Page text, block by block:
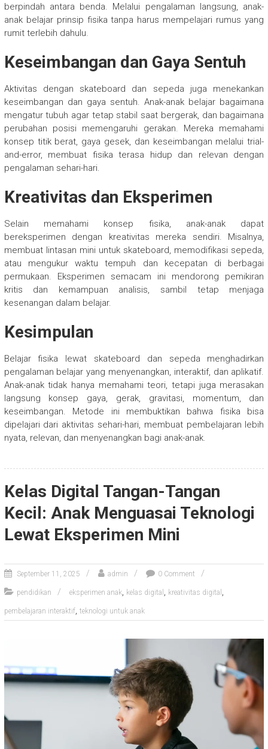
berpindah antara benda. Melalui pengalaman langsung, anak-
anak belajar prinsip fisika tanpa harus mempelajari rumus yang
rumit terlebih dahulu.
Keseimbangan dan Gaya Sentuh
Aktivitas dengan skateboard dan sepeda juga menekankan
keseimbangan dan gaya sentuh. Anak-anak belajar bagaimana
mengatur tubuh agar tetap stabil saat bergerak, dan bagaimana
perubahan posisi memengaruhi gerakan. Mereka memahami
konsep titik berat, gaya gesek, dan keseimbangan melalui trial-
and-error, membuat fisika terasa hidup dan relevan dengan
pengalaman sehari-hari.
Kreativitas dan Eksperimen
Selain memahami konsep fisika, anak-anak dapat
bereksperimen dengan kreativitas mereka sendiri. Misalnya,
membuat lintasan mini untuk skateboard, memodifikasi sepeda,
atau mengukur waktu tempuh dan kecepatan di berbagai
permukaan. Eksperimen semacam ini mendorong pemikiran
kritis dan kemampuan analisis, sambil tetap menjaga
kesenangan dalam belajar.
Kesimpulan
Belajar fisika lewat skateboard dan sepeda menghadirkan
pengalaman belajar yang menyenangkan, interaktif, dan aplikatif.
Anak-anak tidak hanya memahami teori, tetapi juga merasakan
langsung konsep gaya, gerak, gravitasi, momentum, dan
keseimbangan. Metode ini membuktikan bahwa fisika bisa
dipelajari dari aktivitas sehari-hari, membuat pembelajaran lebih
nyata, relevan, dan menyenangkan bagi anak-anak.
Kelas Digital Tangan-Tangan
Kecil: Anak Menguasai Teknologi
Lewat Eksperimen Mini
September 11, 2025 admin 0 Comment
pendidikan eksperimen anak, kelas digital , kreativitas digital ,
pembelajaran interaktif, teknologi untuk anak